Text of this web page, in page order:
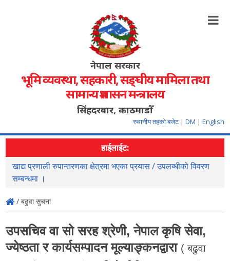
नेपाल सरकार
भूमि व्यवस्था, सहकारी, सङ्‍घीय मामिला तथा
सामान्य प्रशासन मन्त्रालय
सिंहदरबार, काठमाडौँ
स्थानीय तहको बजेट | DM | English
हाईलाईट:
खाद्य प्रणाली रुपान्तरणका क्षेत्रमा भएका प्रयास / उपलब्धीको विवरण
सम्बन्धमा ।
/ बढुवा सुचना
उपसचिव वा सो सरह श्रेणी, नेपाल कृषि सेवा,
ज्येष्ठता र कार्यसम्पादन मूल्याङ्कनद्वारा ( बढुवा